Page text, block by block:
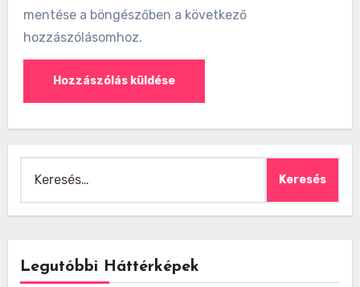
mentése a böngészőben a következő
hozzászólásomhoz.
Legutóbbi Háttérképek